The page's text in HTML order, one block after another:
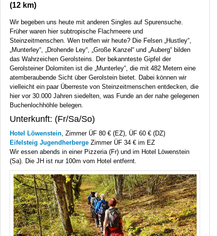
(12 km)
Wir begeben uns heute mit anderen Singles auf Spurensuche.
Früher waren hier subtropische Flachmeere und
Steinzeitmenschen. Wen treffen wir heute? Die Felsen „Hustley“,
„Munterley“, „Drohende Ley“, „Große Kanzel“ und „Auberg“ bilden
das Wahrzeichen Gerolsteins. Der bekannteste Gipfel der
Gerolsteiner Dolomiten ist die „Munterley“, die mit 482 Metern eine
atemberaubende Sicht über Gerolstein bietet. Dabei können wir
vielleicht ein paar Überreste von Steinzeitmenschen entdecken, die
hier vor 30.000 Jahren siedelten, was Funde an der nahe gelegenen
Buchenlochhöhle belegen.
Unterkunft: (Fr/Sa/So)
Hotel Löwenstein, Zimmer ÜF 80 € (EZ), ÜF 60 € (DZ)
Eifelsteig Jugendherberge Zimmer ÜF 34 € im EZ
Wir essen abends in einer Pizzeria (Fr) und im Hotel Löwenstein
(Sa). Die JH ist nur 100m vom Hotel entfernt.